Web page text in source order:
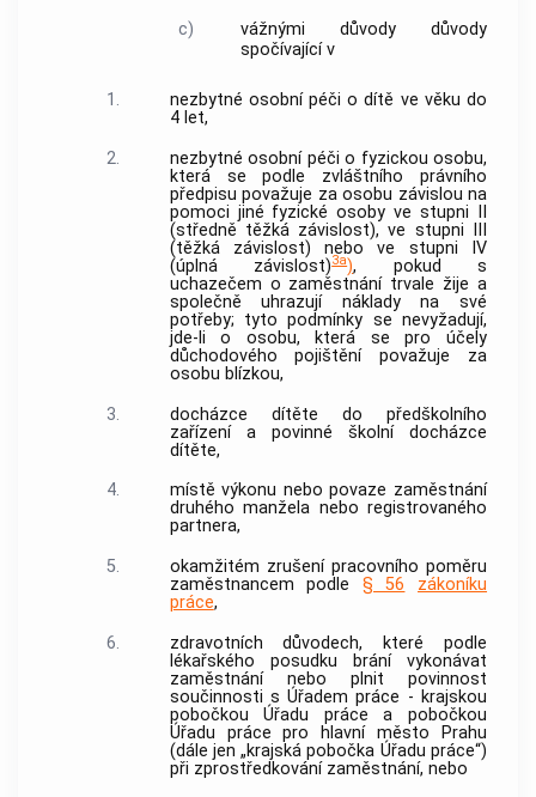
c) vážnými důvody důvody
spočívající v
1. nezbytné osobní péči odítě ve věku do
4 let,
2.
nezbytné osobní péči o fyzickou osobu,
která se podle zvláštního právního
předpisu považuje za osobu závislou na
pomoci jiné fyzické osoby ve stupni II
(středně těžká závislost), ve stupni III
(těžká závislost) nebo ve stupni IV
(úplná závislost)3a), pokud s
uchazečem o zaměstnání trvale žije a
společně uhrazují náklady na své
potřeby; tyto podmínky se nevyžadují,
jde-li o osobu, která se pro účely
důchodového pojištění považuje za
osobu blízkou,
3.
docházce dítěte do předškolního
zařízení a povinné školní docházce
dítěte,
4.
místě výkonu nebo povaze zaměstnání
druhého manžela nebo registrovaného
partnera,
5.
okamžitém zrušení pracovního poměru
zaměstnancem podle § 56
zákoníku
práce,
6.
zdravotních důvodech, které podle
lékařského posudku brání vykonávat
zaměstnání nebo plnit povinnost
součinnosti s Úřadem práce - krajskou
pobočkou Úřadu práce a pobočkou
Úřadu práce pro hlavní město Prahu
(dále jen „krajská pobočka Úřadu práce“)
při zprostředkování zaměstnání, nebo